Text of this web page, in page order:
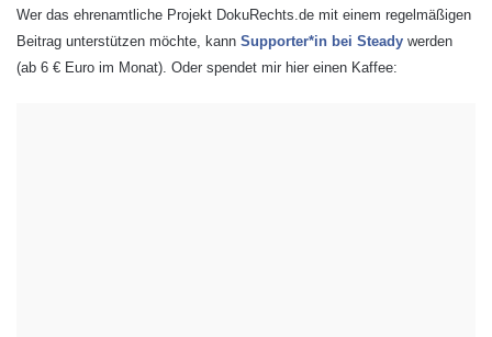
n
a
Wer das ehrenamtliche Projekt DokuRechts.de mit einem regelmäßigen
Beitrag unterstützen möchte, kann Supporter*in bei Steady werden
(ab 6 € Euro im Monat). Oder spendet mir hier einen Kaffee: